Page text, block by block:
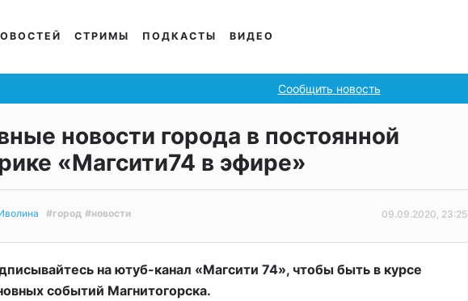
СТРИМЫ ПОДКАСТЫ ВИДЕО
Сообщить новость
новости города в постоянной
«Магсити74 в эфире»
#город #новости 09.09.2020, 23:25
на ютуб-канал «Магсити 74», чтобы быть в курсе
событий Магнитогорска.